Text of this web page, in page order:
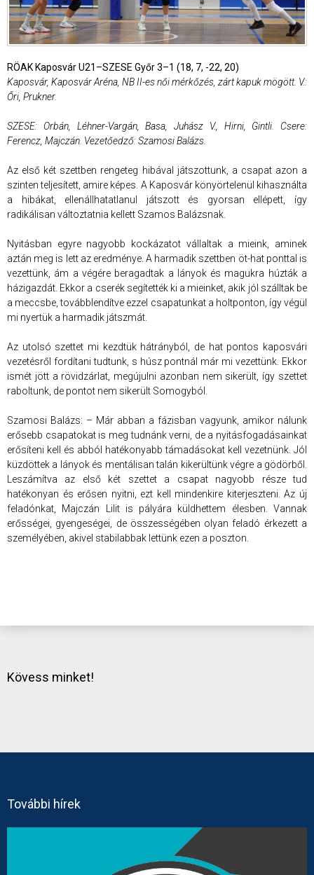
RÖAK Kaposvár U21–SZESE Győr 3–1 (18, 7, -22, 20)
Kaposvár, Kaposvár Aréna, NB II-es női mérkőzés, zárt kapuk mögött. V.:
Őri, Prukner.
SZESE: Orbán, Léhner-Vargán, Basa, Juhász V., Hirni, Gintli. Csere:
Ferencz, Majczán. Vezetőedző: Szamosi Balázs.
Az első két szettben rengeteg hibával játszottunk, a csapat azon a
szinten teljesített, amire képes. A Kaposvár könyörtelenül kihasználta
a hibákat, ellenállhatatlanul játszott és gyorsan ellépett, így
radikálisan változtatnia kellett Szamos Balázsnak.
Nyitásban egyre nagyobb kockázatot vállaltak a mieink, aminek
aztán meg is lett az eredménye. A harmadik szettben öt-hat ponttal is
vezettünk, ám a végére beragadtak a lányok és magukra húzták a
házigazdát. Ekkor a cserék segítették ki a mieinket, akik jól szálltak be
a meccsbe, továbblendítve ezzel csapatunkat a holtponton, így végül
mi nyertük a harmadik játszmát.
Az utolsó szettet mi kezdtük hátrányból, de hat pontos kaposvári
vezetésről fordítani tudtunk, s húsz pontnál már mi vezettünk. Ekkor
ismét jött a rövidzárlat, megújulni azonban nem sikerült, így szettet
raboltunk, de pontot nem sikerült Somogyból.
Szamosi Balázs: – Már abban a fázisban vagyunk, amikor nálunk
erősebb csapatokat is meg tudnánk verni, de a nyitásfogadásainkat
erősíteni kell és abból hatékonyabb támadásokat kell vezetnünk. Jól
küzdöttek a lányok és mentálisan talán kikerültünk végre a gödörből.
Leszámítva az első két szettet a csapat nagyobb része tud
hatékonyan és erősen nyitni, ezt kell mindenkire kiterjeszteni. Az új
feladónkat, Majczán Lilit is pályára küldhettem élesben. Vannak
erősségei, gyengeségei, de összességében olyan feladó érkezett a
személyében, akivel stabilabbak lettünk ezen a poszton.
Kövess minket!
További hírek